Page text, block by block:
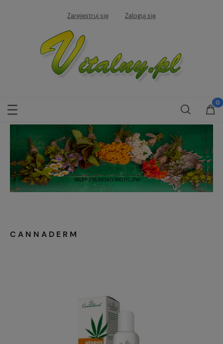
Zarejestruj się Zaloguj się
CANNADERM